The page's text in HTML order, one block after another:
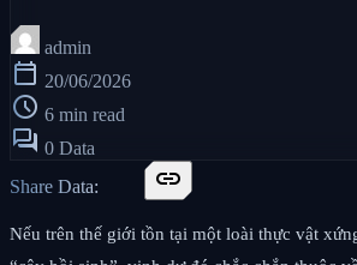
admin
calendar_today 20/06/2026
schedule 6 min read
forum 0 Data
Share Data:
link
Nếu trên thế giới tồn tại một loài thực vật